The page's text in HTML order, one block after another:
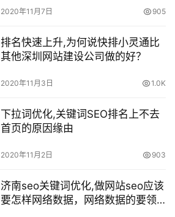
2020年11月7日 905
排名快速上升,为何说快排小灵通比
其他深圳网站建设公司做的好？
2020年11月3日 1.0K
下拉词优化,关键词SEO排名上不去
首页的原因缘由
2020年11月2日 903
济南seo关键词优化,做网站seo应该
要怎样网络数据，网络数据的要领